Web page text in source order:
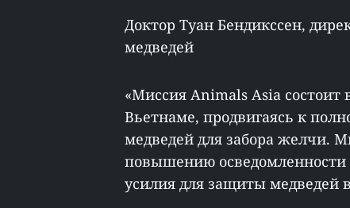
Доктор Туан Бендикссен,
медведей
«Миссия Animals Asia
Вьетнаме, продвигаясь к
медведей для забора желчи.
повышению
усилия для защиты медведей